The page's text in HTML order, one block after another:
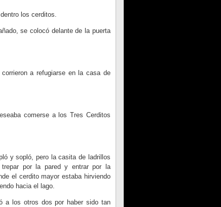
los cerditos.
se colocó delante de la puerta
a refugiarse en la casa de
comerse a los Tres Cerditos
y sopló, pero la casita de ladrillos
por la pared y entrar por la
el cerdito mayor estaba hirviendo
hacia el lago.
a los otros dos por haber sido tan